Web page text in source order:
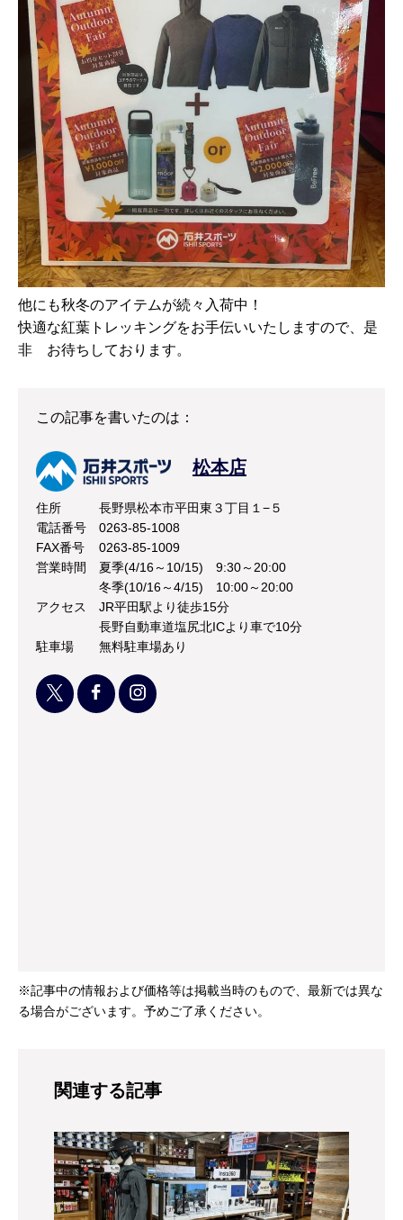
他にも秋冬のアイテムが続々入荷中！
快適な紅葉トレッキングをお手伝いいたしますので、是
非 お待ちしております。
この記事を書いたのは：
松本店
住所
長野県松本市平田東３丁目１−５
電話番号
0263-85-1008
FAX番号
0263-85-1009
営業時間
夏季(4/16～10/15) 9:30～20:00
冬季(10/16～4/15) 10:00～20:00
アクセス
JR平田駅より徒歩15分
長野自動車道塩尻北ICより車で10分
駐車場
無料駐車場あり
※記事中の情報および価格等は掲載当時のもので、最新では異な
る場合がございます。予めご了承ください。
関連する記事